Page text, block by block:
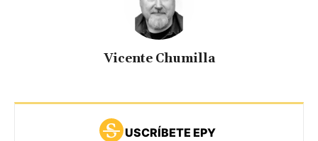
Vicente Chumilla
USCRÍBETE EPY